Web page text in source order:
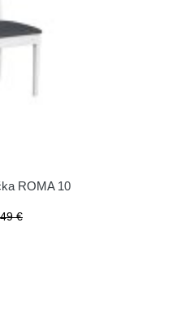
ROMA 10
€